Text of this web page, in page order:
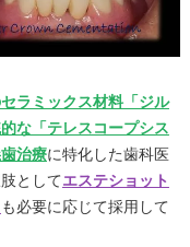
ラミックス材料「ジル
な「テレスコープシス
治療に特化した歯科医
としてエステショット
も必要に応じて採用して